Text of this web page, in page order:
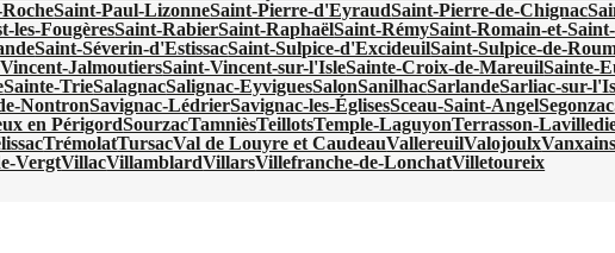
Saint-Paul-LizonneSaint-Pierre-d'EyraudSaint-Pierre-de-Chignac
les-FougèresSaint-RabierSaint-RaphaëlSaint-RémySaint-Romain-et-
Saint-Séverin-d'EstissacSaint-Sulpice-d'ExcideuilSaint-Sulpice-de-
JalmoutiersSaint-Vincent-sur-l'IsleSainte-Croix-de-MareuilSainte-
Sainte-TrieSalagnacSalignac-EyviguesSalonSanilhacSarlandeSarliac-sur-
NontronSavignac-LédrierSavignac-les-ÉglisesSceau-Saint-AngelSegonzac
en PérigordSourzacTamnièsTeillotsTemple-LaguyonTerrasson-
TrémolatTursacVal de Louyre et CaudeauVallereuilValojoulx
VergtVillacVillamblardVillarsVillefranche-de-LonchatVilletoureix